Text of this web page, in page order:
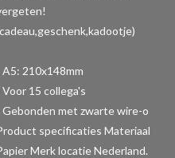
A5: 210x148mm
Voor 15 collega's
Gebonden met zwarte wire-o
specificaties Materiaal
Merk locatie Nederland.